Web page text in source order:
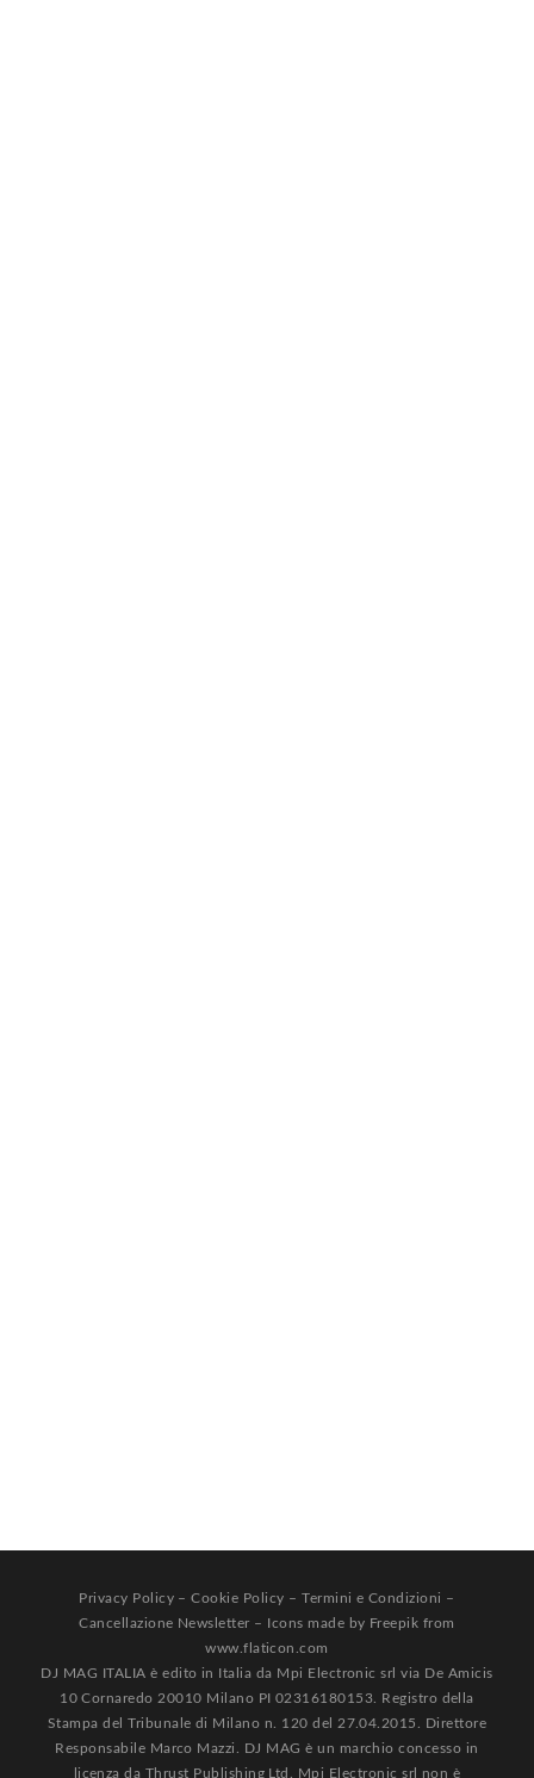
Privacy Policy –Cookie Policy –Termini e Condizioni –
Cancellazione Newsletter – Icons made by Freepik from
www.flaticon.com
DJ MAG ITALIA è edito in Italia da Mpi Electronic srl via De Amicis
10 Cornaredo 20010 Milano PI 02316180153. Registro della
Stampa del Tribunale di Milano n. 120 del 27.04.2015. Direttore
Responsabile Marco Mazzi. DJ MAG è un marchio concesso in
licenza da Thrust Publishing Ltd. Mpi Electronic srl non è